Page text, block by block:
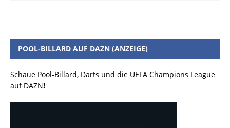
POOL-BILLARD AUF DAZN (ANZEIGE)
Schaue Pool-Billard, Darts und die UEFA Champions League
auf DAZN!